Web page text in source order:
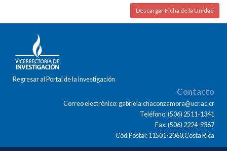
Descargar Ficha de la Unidad
Regresar al Portal de la Investigación
Contacto
Correo electrónico: gabriela.chaconzamora@ucr.ac.cr
Teléfono: (506) 2511-1341
Fax: (506) 2224-9367
Cód.Postal: 11501-2060,Costa Rica